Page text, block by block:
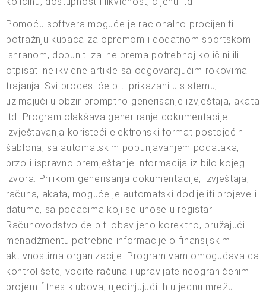
Pomoću softvera moguće je racionalno procijeniti
potražnju kupaca za opremom i dodatnom sportskom
ishranom, dopuniti zalihe prema potrebnoj količini ili
otpisati nelikvidne artikle sa odgovarajućim rokovima
trajanja. Svi procesi će biti prikazani u sistemu,
uzimajući u obzir promptno generisanje izvještaja, akata
itd. Program olakšava generiranje dokumentacije i
izvještavanja koristeći elektronski format postojećih
šablona, sa automatskim popunjavanjem podataka,
brzo i ispravno premještanje informacija iz bilo kojeg
izvora. Prilikom generisanja dokumentacije, izvještaja,
računa, akata, moguće je automatski dodijeliti brojeve i
datume, sa podacima koji se unose u registar.
Računovodstvo će biti obavljeno korektno, pružajući
menadžmentu potrebne informacije o finansijskim
aktivnostima organizacije. Program vam omogućava da
kontrolišete, vodite računa i upravljate neograničenim
brojem fitnes klubova, ujedinjujući ih u jednu mrežu.